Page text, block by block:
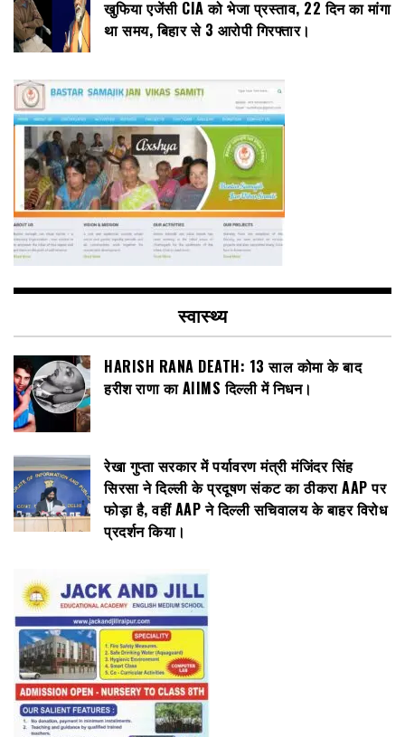
खुफिया एजेंसी CIA को भेजा प्रस्ताव, 22 दिन का मांगा
था समय, बिहार से 3 आरोपी गिरफ्तार।
स्वास्थ्य
HARISH RANA DEATH: 13 साल कोमा के बाद
हरीश राणा का AIIMS दिल्ली में निधन।
रेखा गुप्ता सरकार में पर्यावरण मंत्री मंजिंदर सिंह
सिरसा ने दिल्ली के प्रदूषण संकट का ठीकरा AAP पर
फोड़ा है, वहीं AAP ने दिल्ली सचिवालय के बाहर विरोध
प्रदर्शन किया।